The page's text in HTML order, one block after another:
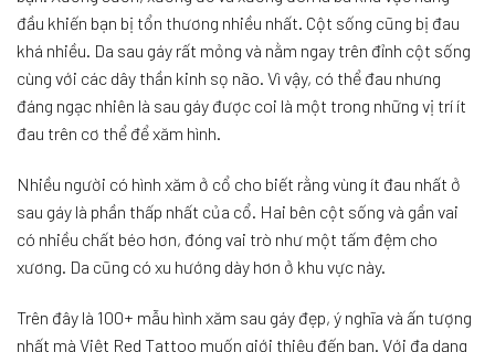
MỘT SỐ CÂU HỎI VỀ HÌNH XĂM SAU GÁY
Kích thước hình xăm sau gáy?